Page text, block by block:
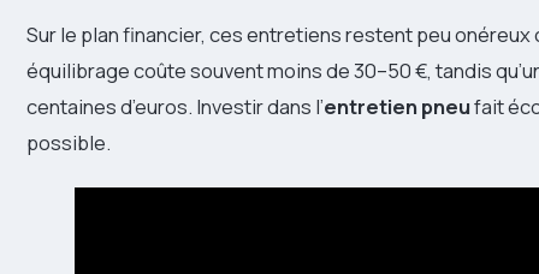
Sur le plan financier, ces entretiens restent peu
équilibrage coûte souvent moins de 30–50 €, tandis
centaines d’euros. Investir dans l’entretien pneufait
possible.